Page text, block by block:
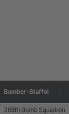
Bomber-Staffel
Bomber-Staffel
369th Bomb Squadron